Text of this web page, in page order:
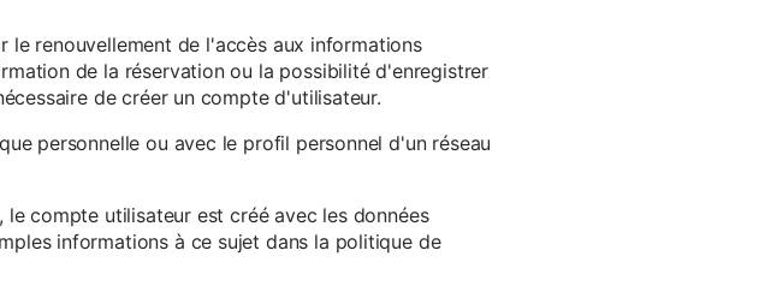
le renouvellement de l'accès aux informations
de la réservation ou la possibilité d'enregistrer
de créer un compte d'utilisateur.
personnelle ou avec le profil personnel d'un réseau
compte utilisateur est créé avec les données
informations à ce sujet dans la politique de